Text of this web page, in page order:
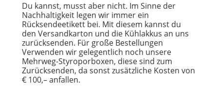
Du kannst, musst aber nicht. Im Sinne der
Nachhaltigkeit legen wir immer ein
Rücksendeetikett bei. Mit diesem kannst du
den Versandkarton und die Kühlakkus an uns
zurücksenden. Für große Bestellungen
Verwenden wir gelegentlich noch unsere
Mehrweg-Styroporboxen, diese sind zum
Zurücksenden, da sonst zusätzliche Kosten von
€ 100,– anfallen.